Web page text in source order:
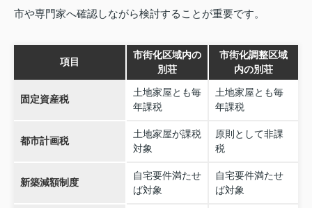
市や専門家へ確認しながら検討することが重要です。
項目
市街化区域内の
別荘
市街化調整区域
内の別荘
固定資産税
土地家屋とも毎
年課税
土地家屋とも毎
年課税
都市計画税
土地家屋が課税
対象
原則として非課
税
新築減額制度
自宅要件満たせ
ば対象
自宅要件満たせ
ば対象